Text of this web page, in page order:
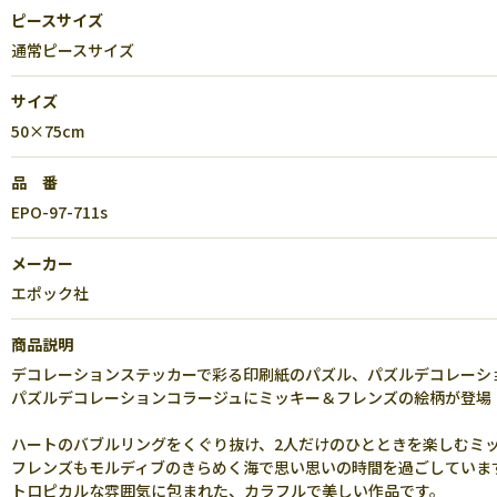
ピースサイズ
通常ピースサイズ
サイズ
50×75cm
品 番
EPO-97-711s
メーカー
エポック社
商品説明
デコレーションステッカーで彩る印刷紙のパズル、パズルデコレーシ
パズルデコレーションコラージュにミッキー＆フレンズの絵柄が登場
ハートのバブルリングをくぐり抜け、2人だけのひとときを楽しむミ
フレンズもモルディブのきらめく海で思い思いの時間を過ごしていま
トロピカルな雰囲気に包まれた、カラフルで美しい作品です。